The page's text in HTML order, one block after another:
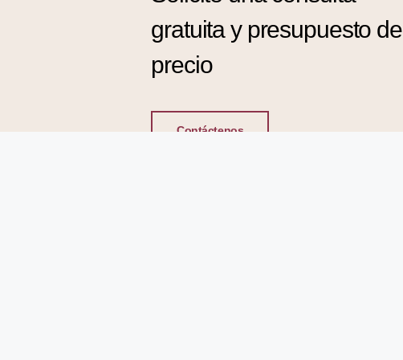
gratuita y presupuesto de
precio
Contáctenos